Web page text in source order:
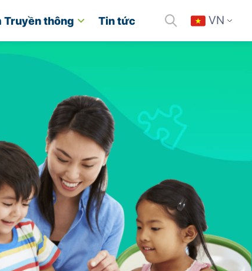
Truyền thông Tin tức VN